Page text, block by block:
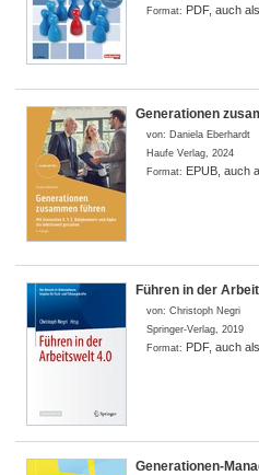
Format: PDF, auch
Generationen
von: Daniela Eberhardt
Haufe Verlag, 2024
Format: EPUB, auch
Führen in der
von: Christoph Negri
Springer-Verlag, 2019
Format: PDF, auch
Generationen-